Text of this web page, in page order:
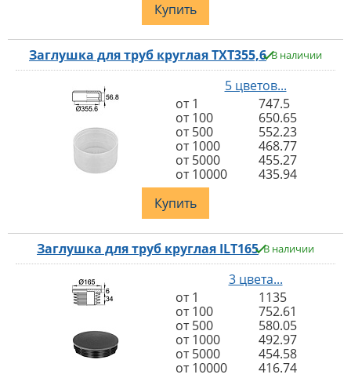
Купить
Заглушка для труб круглая TXT355,6 В наличии
5 цветов...
от 1
747.5
от 100
650.65
от 500
552.23
от 1000
468.77
от 5000
455.27
от 10000
435.94
Купить
Заглушка для труб круглая ILT165 В наличии
3 цвета...
от 1
1135
от 100
752.61
от 500
580.05
от 1000
492.97
от 5000
454.58
от 10000
416.74